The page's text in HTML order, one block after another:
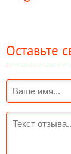
Оставьте